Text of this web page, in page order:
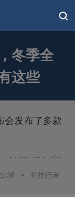
冬季全
这些
会发布了多款
.- ----..---.-...-/--
• 科技行者